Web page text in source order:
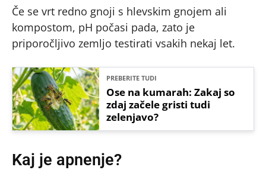
Če se vrt redno gnoji s hlevskim gnojem ali
kompostom, pH počasi pada, zato je
priporočljivo zemljo testirati vsakih nekaj let.
PREBERITE TUDI
Ose na kumarah: Zakaj so
zdaj začele gristi tudi
zelenjavo?
Kaj je apnenje?